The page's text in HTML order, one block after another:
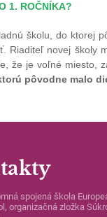
1. ROČNÍKA?
školu, do ktorej
Riaditeľ novej školy
že je voľné miesto,
pôvodne malo
spojená škola
organizačná zložka